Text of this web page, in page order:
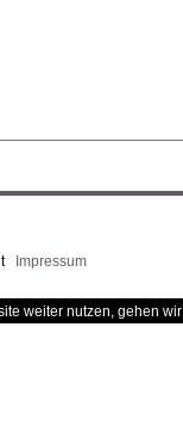
Impressum
weiter nutzen, gehen